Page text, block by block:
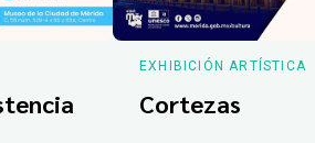
EXHIBICIÓN ARTÍSTICA
Cortezas